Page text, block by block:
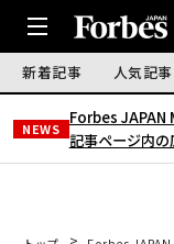
新着記事 人気記事
NEWS
Forbes JAPAN
記事ページ内